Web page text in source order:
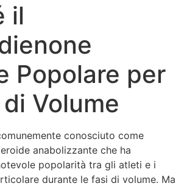
il
Popolare per
Volume
conosciuto come
anabolizzante che ha
popolarità tra gli atleti e i
durante le fasi di volume. Ma